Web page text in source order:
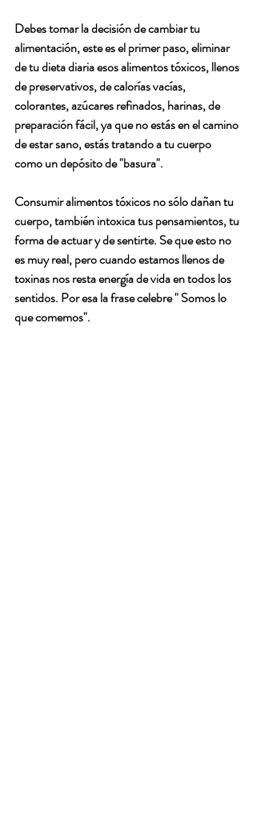
Debes tomar la decisión de cambiar tu
alimentación, este es el primer paso, eliminar
de tu dieta diaria esos alimentos tóxicos, llenos
de preservativos, de calorías vacías,
colorantes, azúcares refinados, harinas, de
preparación fácil, ya que no estás en el camino
de estar sano, estás tratando a tu cuerpo
como un depósito de "basura".
Consumir alimentos tóxicos no sólo dañan tu
cuerpo, también intoxica tus pensamientos, tu
forma de actuar y de sentirte. Se que esto no
es muy real, pero cuando estamos llenos de
toxinas nos resta energía de vida en todos los
sentidos. Por esa la frase celebre " Somos lo
que comemos".